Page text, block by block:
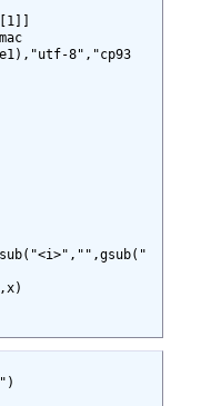
8","cp93